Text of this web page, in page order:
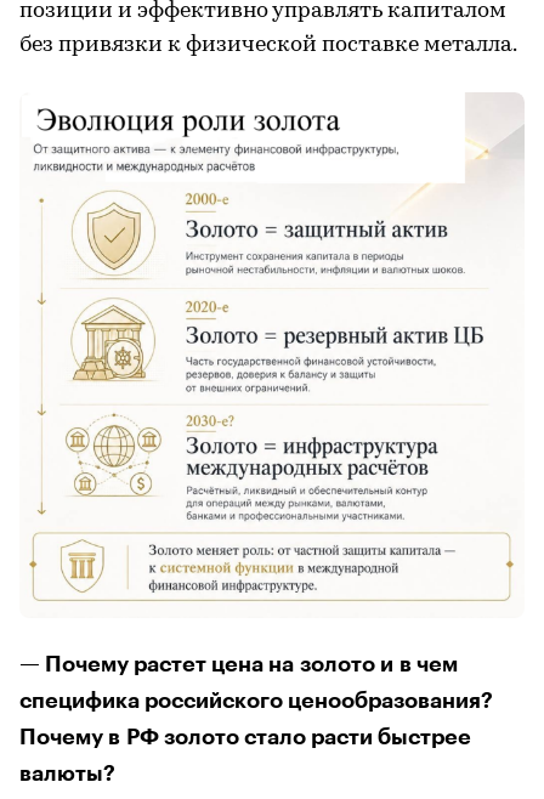
позиции и эффективно управлять капиталом
без привязки к физической поставке металла.
— Почему растет цена на золото и в чем
специфика российского ценообразования?
Почему в РФ золото стало расти быстрее
валюты?